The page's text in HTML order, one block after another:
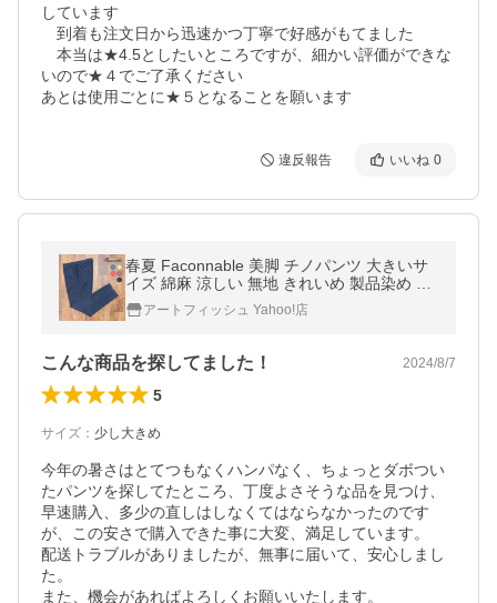
しています
到着も注文日から迅速かつ丁寧で好感がもてました
本当は★4.5としたいところですが、細かい評価ができな
いので★４でご了承ください
あとは使用ごとに★５となることを願います
違反報告 いいね 0
春夏 Faconnable 美脚 チノパンツ 大きいサ
イズ 綿麻 涼しい 無地 きれいめ 製品染め キ
レカジ ベーシック 爽やか メンズ 3L 4L 5L 6
L 7L 8L
アートフィッシュ Yahoo!店
こんな商品を探してました！ 2024/8/7
5
サイズ ： 少し大きめ
今年の暑さはとてつもなくハンパなく、ちょっとダボつい
たパンツを探してたところ、丁度よさそうな品を見つけ、
早速購入、多少の直しはしなくてはならなかったのです
が、この安さで購入できた事に大変、満足しています。
配送トラブルがありましたが、無事に届いて、安心しまし
た。
また、機会があればよろしくお願いいたします。